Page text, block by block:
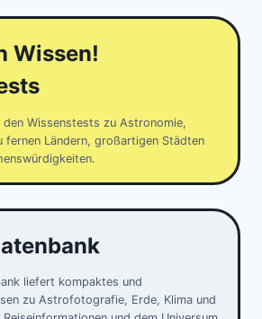
Wissen!
den Wissenstests zu Astronomie,
fernen Ländern, großartigen Städten
liefert kompaktes und
zu Astrofotografie, Erde, Klima und